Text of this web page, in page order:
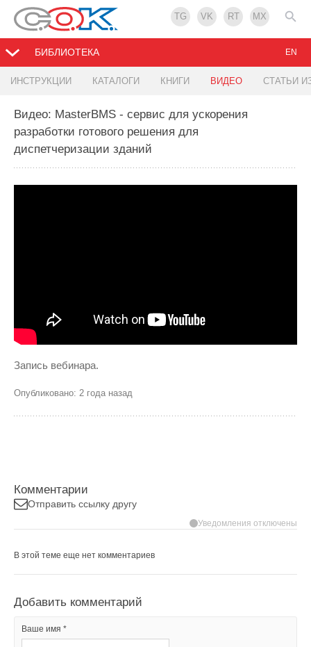
TG VK RT MX
БИБЛИОТЕКА
ИНСТРУКЦИИ КАТАЛОГИ КНИГИ ВИДЕО СТАТЬИ
EN
Видео: MasterBMS - сервис для ускорения
разработки готового решения для
диспетчеризации зданий
Запись вебинара.
Опубликовано: 2 года назад
Комментарии
Отправить ссылку другу
Уведомления отключены
В этой теме еще нет комментариев
Добавить комментарий
Ваше имя *